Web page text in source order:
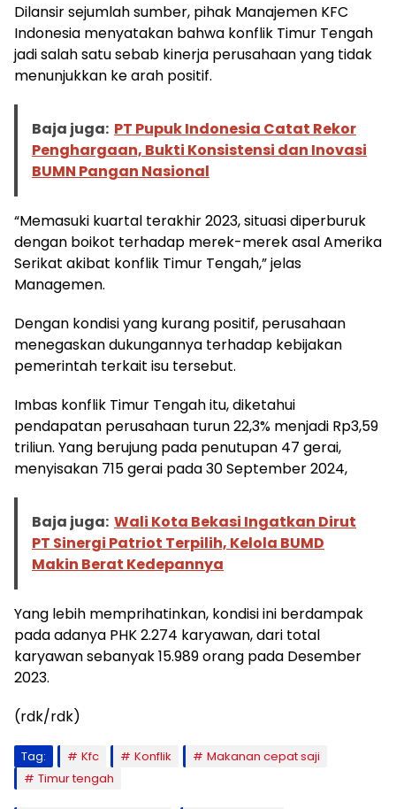
Dilansir sejumlah sumber, pihak Manajemen KFC
Indonesia menyatakan bahwa konflik Timur Tengah
jadi salah satu sebab kinerja perusahaan yang tidak
menunjukkan ke arah positif.
Baja juga: PT Pupuk Indonesia Catat Rekor
Penghargaan, Bukti Konsistensi dan Inovasi
BUMN Pangan Nasional
“Memasuki kuartal terakhir 2023, situasi diperburuk
dengan boikot terhadap merek-merek asal Amerika
Serikat akibat konflik Timur Tengah,” jelas
Managemen.
Dengan kondisi yang kurang positif, perusahaan
menegaskan dukungannya terhadap kebijakan
pemerintah terkait isu tersebut.
Imbas konflik Timur Tengah itu, diketahui
pendapatan perusahaan turun 22,3% menjadi Rp3,59
triliun. Yang berujung pada penutupan 47 gerai,
menyisakan 715 gerai pada 30 September 2024,
Baja juga: Wali Kota Bekasi Ingatkan Dirut
PT Sinergi Patriot Terpilih, Kelola BUMD
Makin Berat Kedepannya
Yang lebih memprihatinkan, kondisi ini berdampak
pada adanya PHK 2.274 karyawan, dari total
karyawan sebanyak 15.989 orang pada Desember
2023.
(rdk/rdk)
Tag: Kfc Konflik
Makanan cepat saji
Timur tengah